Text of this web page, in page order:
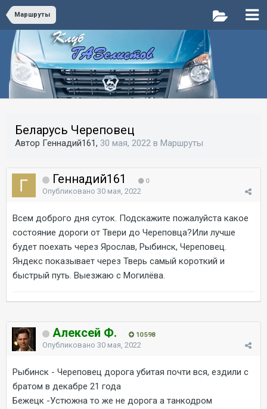
Маршруты
Беларусь Череповец
Автор Геннадий161, 30 мая, 2022 в Маршруты
Геннадий161 0
Опубликовано 30 мая, 2022
Всем доброго дня суток. Подскажите пожалуйста какое
состояние дороги от Твери до Череповца?Или лучше
будет поехать через Ярослав, Рыбинск, Череповец.
Яндекс показывает через Тверь самый короткий и
быстрый путь. Выезжаю с Могилёва.
Алексей Ф. 10 598
Опубликовано 30 мая, 2022
Рыбинск - Череповец дорога убитая почти вся, ездили с
братом в декабре 21 года
Бежецк -Устюжна то же не дорога а танкодром